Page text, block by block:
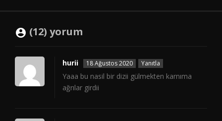
(12) yorum
hurii 18 Ağustos 2020 Yanıtla
Yaaa bu nasil bir dizii gülmekten karnıma
ağrılar girdii